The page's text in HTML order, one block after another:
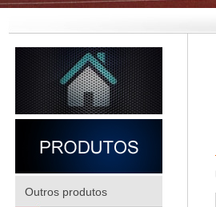
Outros produtos